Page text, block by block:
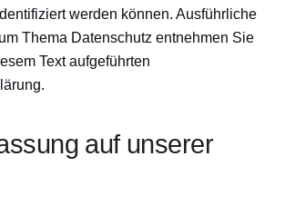
werden können. Ausführliche
Thema Datenschutz entnehmen Sie
Text aufgeführten
auf unserer